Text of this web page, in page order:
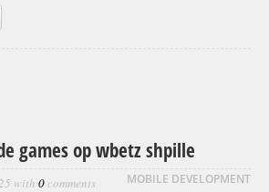
games op wbetz shpille
MOBILE DEVELOPMENT
with 0comments